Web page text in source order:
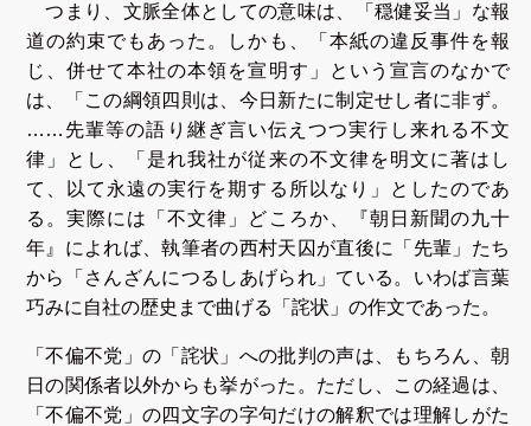
つまり、文脈全体としての意味は、「穏健妥当」な報
道の約束でもあった。しかも、「本紙の違反事件を報
じ、併せて本社の本領を宣明す」という宣言のなかで
は、「この綱領四則は、今日新たに制定せし者に非ず。
……先輩等の語り継ぎ言い伝えつつ実行し来れる不文
律」とし、「是れ我社が従来の不文律を明文に著はし
て、以て永遠の実行を期する所以なり」としたのであ
る。実際には「不文律」どころか、『朝日新聞の九十
年』によれば、執筆者の西村天囚が直後に「先輩」たち
から「さんざんにつるしあげられ」ている。いわば言葉
巧みに自社の歴史まで曲げる「詫状」の作文であった。
「不偏不党」の「詫状」への批判の声は、もちろん、朝
日の関係者以外からも挙がった。ただし、この経過は、
「不偏不党」の四文字の字句だけの解釈では理解しがた